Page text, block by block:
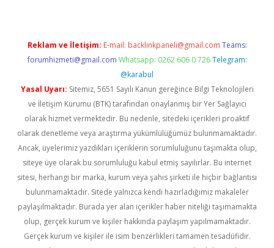
Reklam ve İletişim: E-mail: backlinkpaneli@gmail.com Teams:
forumhizmeti@gmail.com Whatsapp: 0262 606 0 726 Telegram:
@karabul
Yasal Uyarı: Sitemiz, 5651 Sayılı Kanun gereğince Bilgi Teknolojileri
ve İletişim Kurumu (BTK) tarafından onaylanmış bir Yer Sağlayıcı
olarak hizmet vermektedir. Bu nedenle, sitedeki içerikleri proaktif
olarak denetleme veya araştırma yükümlülüğümüz bulunmamaktadır.
Ancak, üyelerimiz yazdıkları içeriklerin sorumluluğunu taşımakta olup,
siteye üye olarak bu sorumluluğu kabul etmiş sayılırlar. Bu internet
sitesi, herhangi bir marka, kurum veya şahıs şirketi ile hiçbir bağlantısı
bulunmamaktadır. Sitede yalnızca kendi hazırladığımız makaleler
paylaşılmaktadır. Burada yer alan içerikler haber niteliği taşımamakta
olup, gerçek kurum ve kişiler hakkında paylaşım yapılmamaktadır.
Gerçek kurum ve kişiler ile isim benzerlikleri tamamen tesadüfidir.